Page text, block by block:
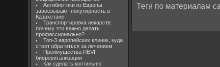
Антибиотики из Европы
завоевывают популярность в
Казахстане
Транспортировка лекарств:
почему это важно делать
профессионально?
Топ-3 европейских клиник, куда
стоит обратиться за лечением
Преимущества REVI
биоревитализации
Как сделать коптильню
Теги по материалам